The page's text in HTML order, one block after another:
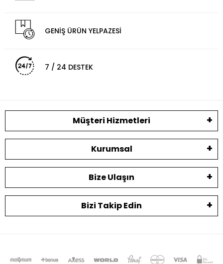
GENİŞ ÜRÜN YELPAZESİ
7 / 24 DESTEK
Müşteri Hizmetleri
Kurumsal
Bize Ulaşın
Bizi Takip Edin